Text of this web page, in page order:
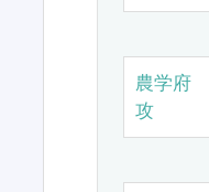
農学府
攻